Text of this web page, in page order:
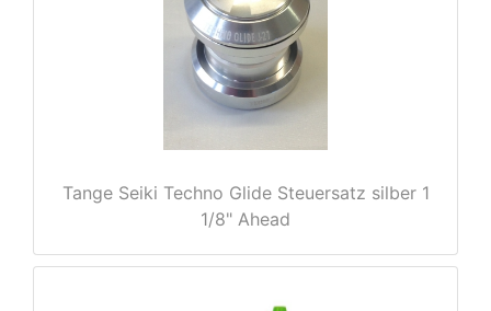
Tange Seiki Techno Glide Steuersatz silber 1
1/8" Ahead